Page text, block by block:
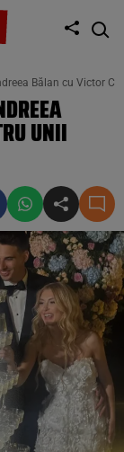
Bălan cu Victor
UNII